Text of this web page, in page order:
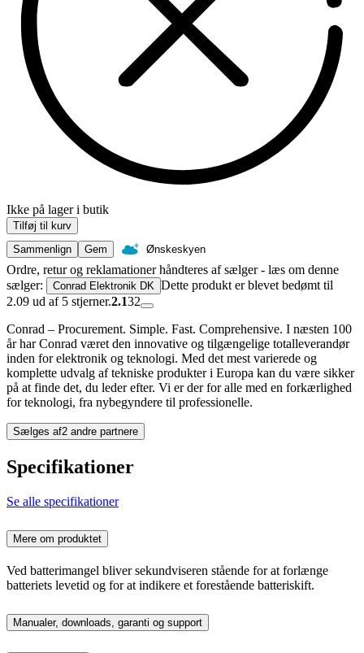
Ikke på lager i butik
Tilføj til kurv
Sammenlign
Gem Ønskeskyen
Ordre, retur og reklamationer håndteres af sælger - læs om denne
sælger:
Conrad Elektronik DK Dette produkt er blevet bedømt til
2.09 ud af 5 stjerner.2.132
Conrad – Procurement. Simple. Fast. Comprehensive. I næsten 100
år har Conrad været den innovative og tilgængelige totalleverandør
inden for elektronik og teknologi. Med det mest varierede og
komplette udvalg af tekniske produkter i Europa kan du være sikker
på at finde det, du leder efter. Vi er der for alle med en forkærlighed
for teknologi, fra nybegyndere til professionelle.
Sælges af2 andre partnere
Specifikationer
Se alle specifikationer
Mere om produktet
Ved batterimangel bliver sekundviseren stående for at forlænge
batteriets levetid og for at indikere et forestående batteriskift.
Manualer, downloads, garanti og support